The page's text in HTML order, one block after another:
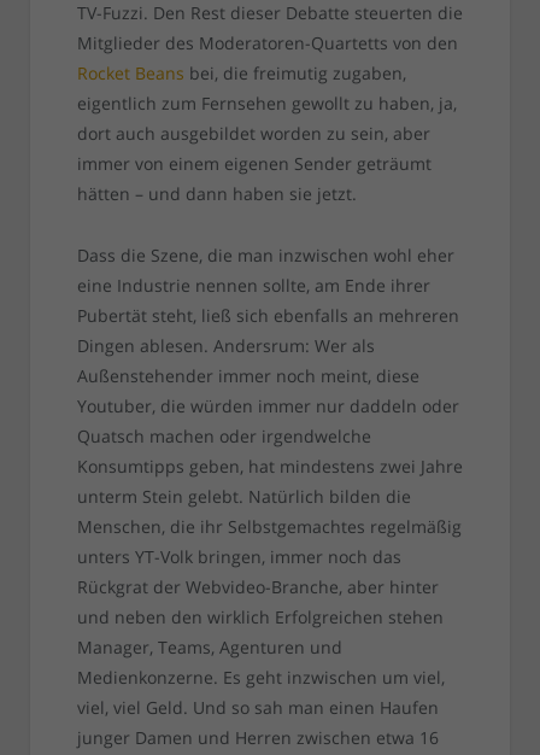
TV-Fuzzi. Den Rest dieser Debatte steuerten die
Mitglieder des Moderatoren-Quartetts von den
Rocket Beans bei, die freimutig zugaben,
eigentlich zum Fernsehen gewollt zu haben, ja,
dort auch ausgebildet worden zu sein, aber
immer von einem eigenen Sender geträumt
hätten – und dann haben sie jetzt.
Dass die Szene, die man inzwischen wohl eher
eine Industrie nennen sollte, am Ende ihrer
Pubertät steht, ließ sich ebenfalls an mehreren
Dingen ablesen. Andersrum: Wer als
Außenstehender immer noch meint, diese
Youtuber, die würden immer nur daddeln oder
Quatsch machen oder irgendwelche
Konsumtipps geben, hat mindestens zwei Jahre
unterm Stein gelebt. Natürlich bilden die
Menschen, die ihr Selbstgemachtes regelmäßig
unters YT-Volk bringen, immer noch das
Rückgrat der Webvideo-Branche, aber hinter
und neben den wirklich Erfolgreichen stehen
Manager, Teams, Agenturen und
Medienkonzerne. Es geht inzwischen um viel,
viel, viel Geld. Und so sah man einen Haufen
junger Damen und Herren zwischen etwa 16